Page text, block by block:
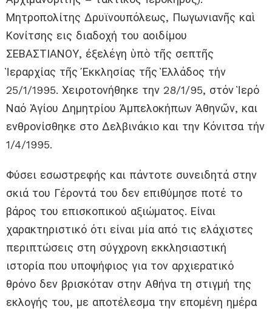
Μητροπολίτης Δρυϊνουπόλεως, Πωγωνιανῆς καὶ
Κονίτσης εις διαδοχή του αοιδίμου
ΣΕΒΑΣΤΙΑΝΟΥ, ἐξελέγη ὑπὸ τῆς σεπτῆς
Ἱεραρχίας τῆς Ἐκκλησίας τῆς Ἑλλάδος τήν
25/1/1995. Χειροτονήθηκε την 28/1/95, στόν Ἱερό
Ναό Ἁγίου Δημητρίου Ἀμπελοκήπων Ἀθηνῶν, και
ενθρονίσθηκε στο Δελβινάκιο και την Κόνιτσα τήν
1/4/1995.
Φύσει εσωστρεφής και πάντοτε συνειδητά στην
σκιά του Γέροντά του δεν επιθύμησε ποτέ το
βάρος του επισκοπικού αξιώματος. Είναι
χαρακτηριστικό ότι είναι μία από τις ελάχιστες
περιπτώσεις στη σύγχρονη εκκλησιαστική
ιστορία που υποψήφιος για τον αρχιερατικό
θρόνο δεν βρισκόταν στην Αθήνα τη στιγμή της
εκλογής του, με αποτέλεσμα την επομένη ημέρα